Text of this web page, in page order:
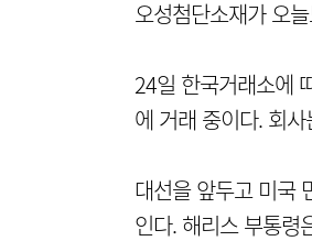
오성첨단소재가 오
24일 한국거래소에
에 거래 중이다. 회
대선을 앞두고 미국
인다. 해리스 부통령